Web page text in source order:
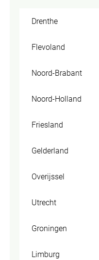
Drenthe
Flevoland
Noord-Brabant
Noord-Holland
Friesland
Gelderland
Overijssel
Utrecht
Groningen
Limburg